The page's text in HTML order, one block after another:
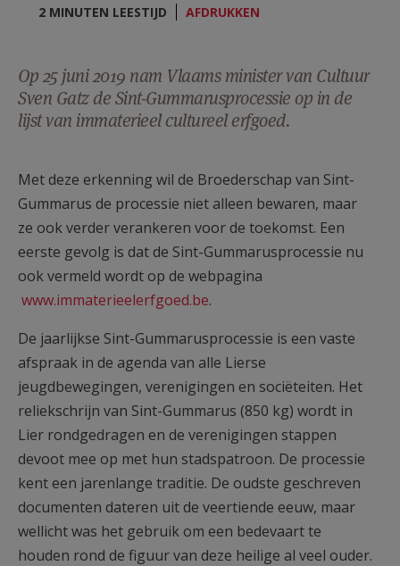
2 MINUTEN LEESTIJD
AFDRUKKEN
Op 25 juni 2019 nam Vlaams minister van Cultuur
Sven Gatz de Sint-Gummarusprocessie op in de
lijst van immaterieel cultureel erfgoed.
Met deze erkenning wil de Broederschap van Sint-
Gummarus de processie niet alleen bewaren, maar
ze ook verder verankeren voor de toekomst. Een
eerste gevolg is dat de Sint-Gummarusprocessie nu
ook vermeld wordt op de webpagina
www.immaterieelerfgoed.be.
De jaarlijkse Sint-Gummarusprocessie is een vaste
afspraak in de agenda van alle Lierse
jeugdbewegingen, verenigingen en sociëteiten. Het
reliekschrijn van Sint-Gummarus (850 kg) wordt in
Lier rondgedragen en de verenigingen stappen
devoot mee op met hun stadspatroon. De processie
kent een jarenlange traditie. De oudste geschreven
documenten dateren uit de veertiende eeuw, maar
wellicht was het gebruik om een bedevaart te
houden rond de figuur van deze heilige al veel ouder.